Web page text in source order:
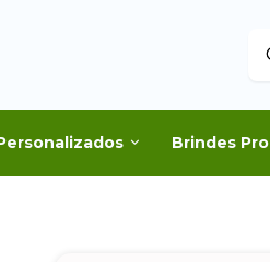
Brindes